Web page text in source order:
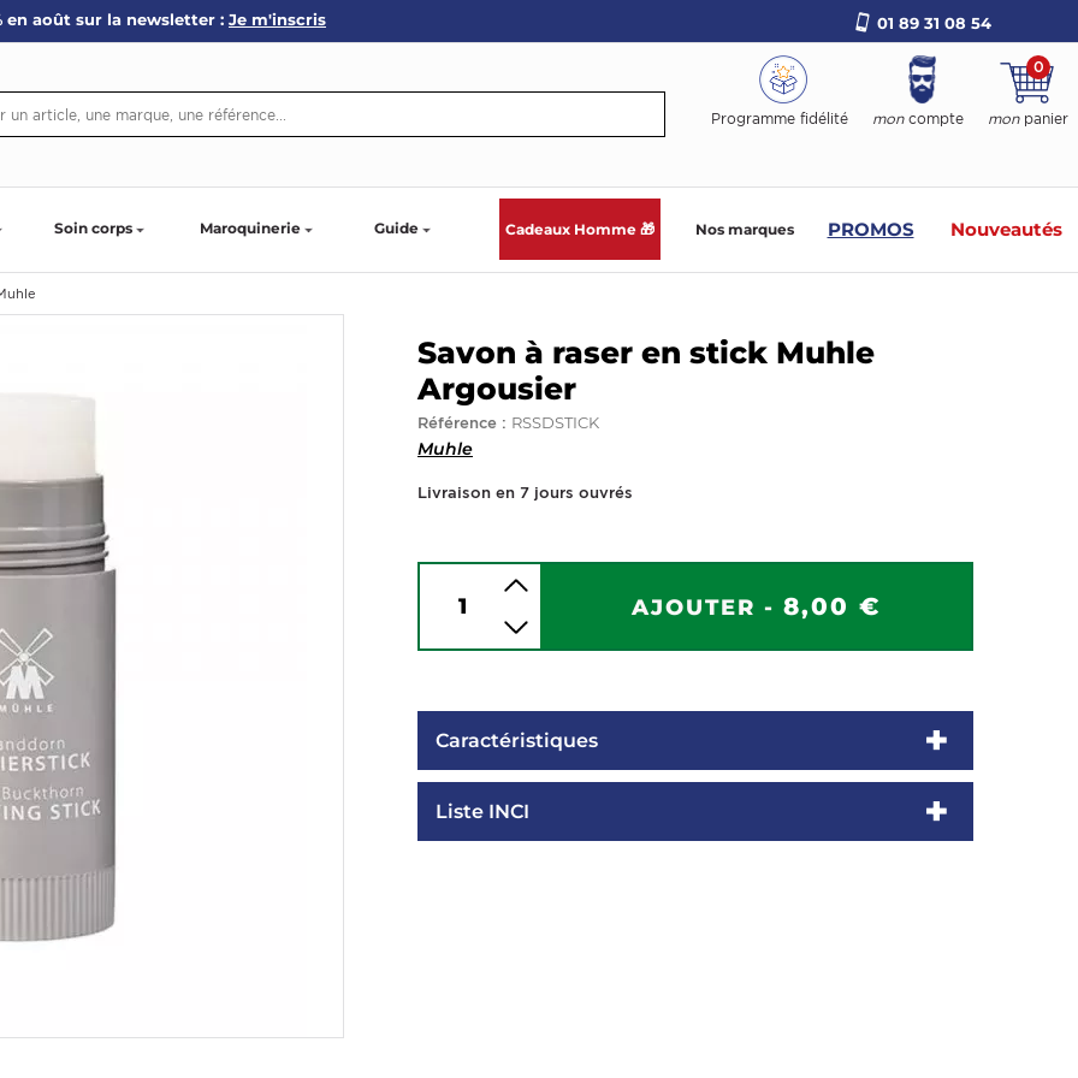
en août sur la newsletter : Je m'inscris 01 89 31 08 54
Programme fidélité mon compte mon panier
0
Soin corps Maroquinerie Guide Cadeaux Homme 🎁 Nos marques PROMOS Nouveautés
Savon à raser en stick Muhle
Argousier
Référence : RSSDSTICK
Muhle
Livraison en 7 jours ouvrés
AJOUTER - 8,00 €
Caractéristiques
Liste INCI